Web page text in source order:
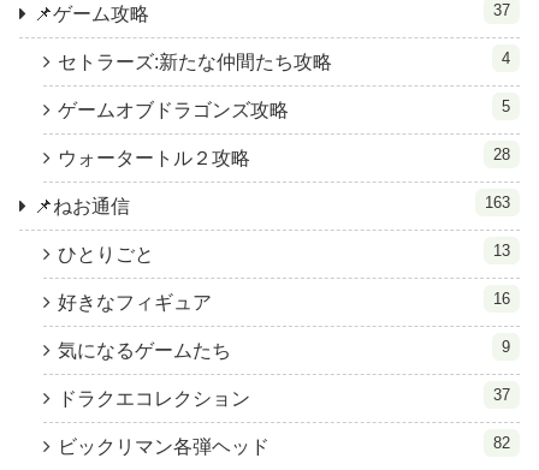
📌ゲーム攻略 37
セトラーズ:新たな仲間たち攻略 4
ゲームオブドラゴンズ攻略 5
ウォータートル２攻略 28
📌ねお通信 163
ひとりごと 13
好きなフィギュア 16
気になるゲームたち 9
ドラクエコレクション 37
ビックリマン各弾ヘッド 82